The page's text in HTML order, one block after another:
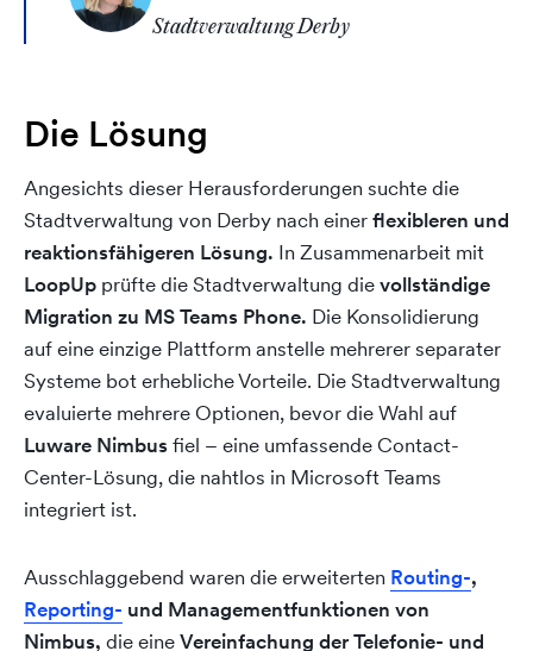
Stadtverwaltung Derby
Die Lösung
Angesichts dieser Herausforderungen suchte die
Stadtverwaltung von Derby nach einerflexibleren und
reaktionsfähigeren Lösung. In Zusammenarbeit mit
LoopUp prüfte die Stadtverwaltung dievollständige
Migration zu MS Teams Phone. Die Konsolidierung
auf eine einzige Plattform anstelle mehrerer separater
Systeme bot erhebliche Vorteile. Die Stadtverwaltung
evaluierte mehrere Optionen, bevor die Wahl auf
Luware Nimbusfiel – eine umfassende Contact-
Center-Lösung, die nahtlos in Microsoft Teams
integriert ist.
Ausschlaggebend waren die erweiterten Routing-,
Reporting- und Managementfunktionen von
Nimbus, die eineVereinfachung der Telefonie- und